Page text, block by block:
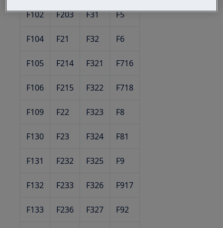
F102 F203 F31 F5
F104 F21 F32 F6
F105 F214 F321 F716
F106 F215 F322 F718
F109 F22 F323 F8
F130 F23 F324 F81
F131 F232 F325 F9
F132 F233 F326 F917
F133 F236 F327 F92